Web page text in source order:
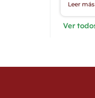
Leer más
Ver